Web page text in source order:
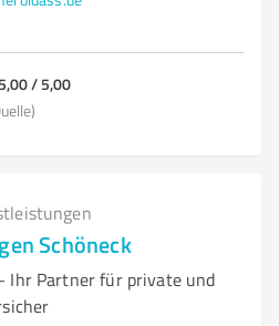
5,00 / 5,00
Schöneck
Ihr Partner für private und